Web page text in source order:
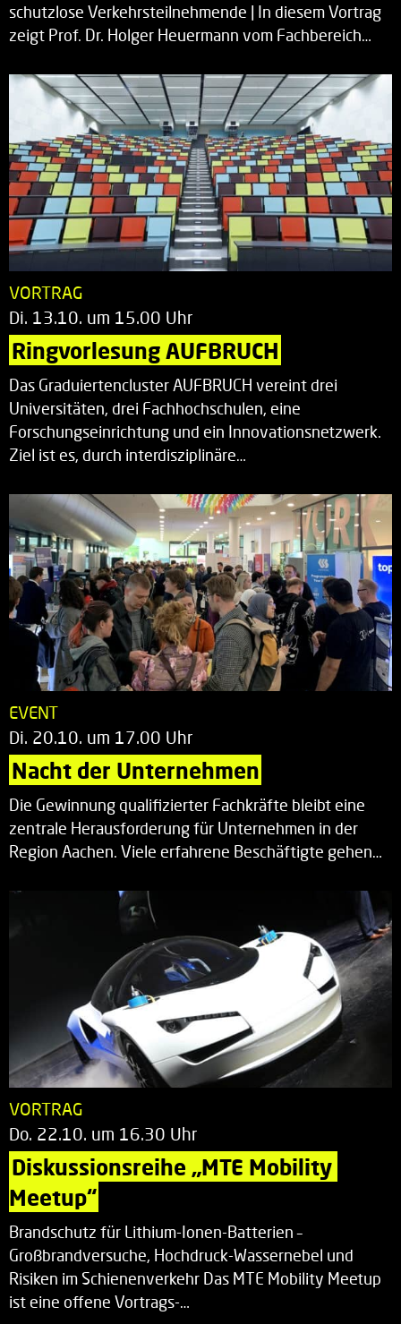
schutzlose Verkehrsteilnehmende | In diesem Vortrag
zeigt Prof. Dr. Holger Heuermann vom Fachbereich…
VORTRAG
Di. 13.10. um 15.00 Uhr
Ringvorlesung AUFBRUCH
Das Graduiertencluster AUFBRUCH vereint drei
Universitäten, drei Fachhochschulen, eine
Forschungseinrichtung und ein Innovationsnetzwerk.
Ziel ist es, durch interdisziplinäre…
EVENT
Di. 20.10. um 17.00 Uhr
Nacht der Unternehmen
Die Gewinnung qualifizierter Fachkräfte bleibt eine
zentrale Herausforderung für Unternehmen in der
Region Aachen. Viele erfahrene Beschäftigte gehen…
VORTRAG
Do. 22.10. um 16.30 Uhr
Diskussionsreihe „MTE Mobility
Meetup“
Brandschutz für Lithium-Ionen-Batterien –
Großbrandversuche, Hochdruck-Wassernebel und
Risiken im Schienenverkehr Das MTE Mobility Meetup
ist eine offene Vortrags-…